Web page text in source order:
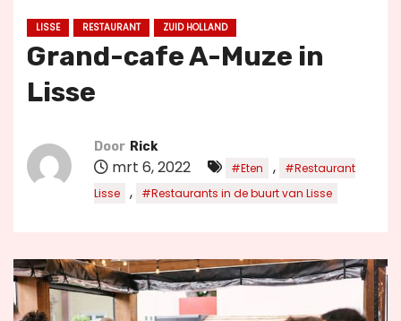
LISSE RESTAURANT ZUID HOLLAND
Grand-cafe A-Muze in
Lisse
Door Rick
mrt 6, 2022 #Eten ,
#Restaurant
Lisse
, #Restaurants in de buurt van Lisse